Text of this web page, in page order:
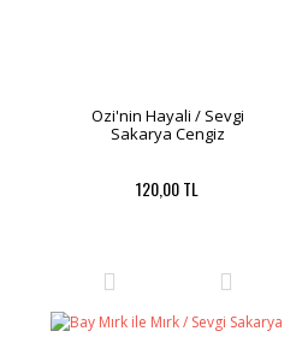
Ozi'nin Hayali / Sevgi
Sakarya Cengiz
120,00 TL